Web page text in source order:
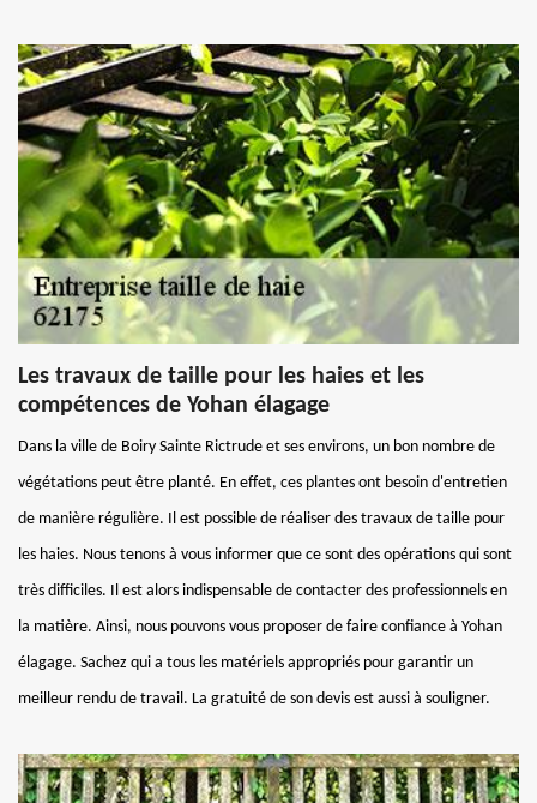
Les travaux de taille pour les haies et les
compétences de Yohan élagage
Dans la ville de Boiry Sainte Rictrude et ses environs, un bon nombre de
végétations peut être planté. En effet, ces plantes ont besoin d'entretien
de manière régulière. Il est possible de réaliser des travaux de taille pour
les haies. Nous tenons à vous informer que ce sont des opérations qui sont
très difficiles. Il est alors indispensable de contacter des professionnels en
la matière. Ainsi, nous pouvons vous proposer de faire confiance à Yohan
élagage. Sachez qui a tous les matériels appropriés pour garantir un
meilleur rendu de travail. La gratuité de son devis est aussi à souligner.